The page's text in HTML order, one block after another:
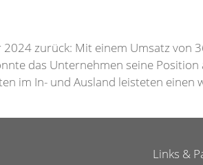
zurück: Mit einem Umsatz
das Unternehmen seine
im In- und Ausland leisteten einen
Links &